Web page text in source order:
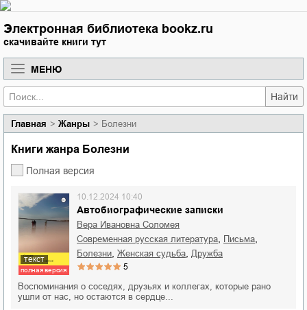
Электронная библиотека bookz.ru
скачивайте книги тут
МЕНЮ
Найти
Главная Жанры Болезни
Книги жанра Болезни
Полная версия
текст
полная версия
Автобиографические записки
10.12.2024 10:40
Вера Ивановна Соломея
современная русская литература
письма
болезни женская судьба дружба
5
Воспоминания о соседях, друзьях и коллегах, которые рано
ушли от нас, но остаются в сердце...